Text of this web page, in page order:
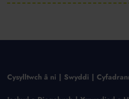
Cysylltwch â ni Swyddi